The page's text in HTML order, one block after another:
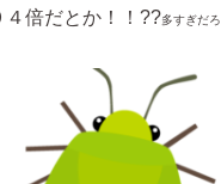
４倍だとか！！??多すぎだろ